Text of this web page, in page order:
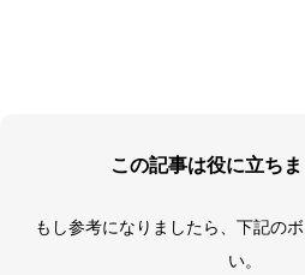
この記事は役に立ち
もし参考になりましたら、下記の
い。